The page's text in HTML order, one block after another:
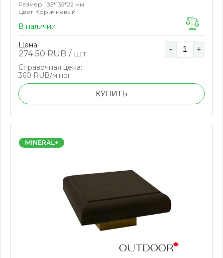
Размер 135*135*22 мм
Цвет Коричневый
В наличии
Цена:
274.50 RUB / шт - +
Справочная цена:
360 RUB/м.пог
КУПИТЬ